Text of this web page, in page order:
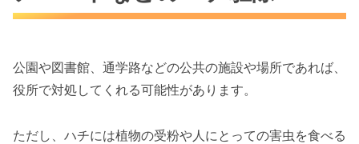
公園や図書館、通学路などの公共の施設や場所であれば、
役所で対処してくれる可能性があります。
ただし、ハチには植物の受粉や人にとっての害虫を食べる